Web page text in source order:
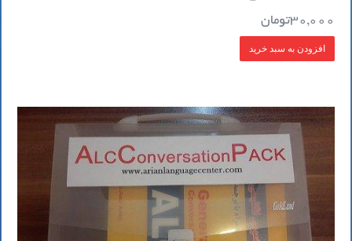
30,000تومان
افزودن به سبد خرید